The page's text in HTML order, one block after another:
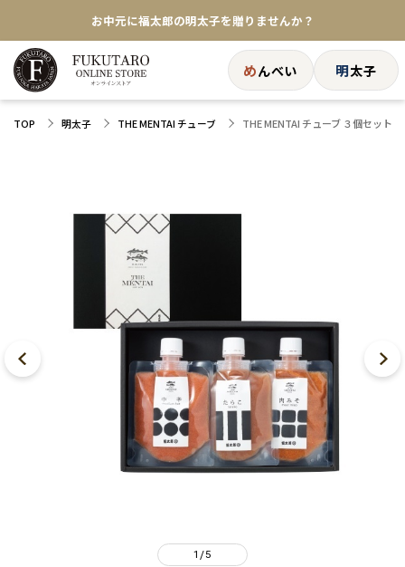
お中元に福太郎の明太子を贈りませんか？
★めんべい25周年記念商品が登場★
【色々な味を試したい方へ】ポストイン！めんべい
めんべい 明太子
TOP 明太子 THE MENTAI チューブ THE MENTAI チューブ ３個セット
1 /5